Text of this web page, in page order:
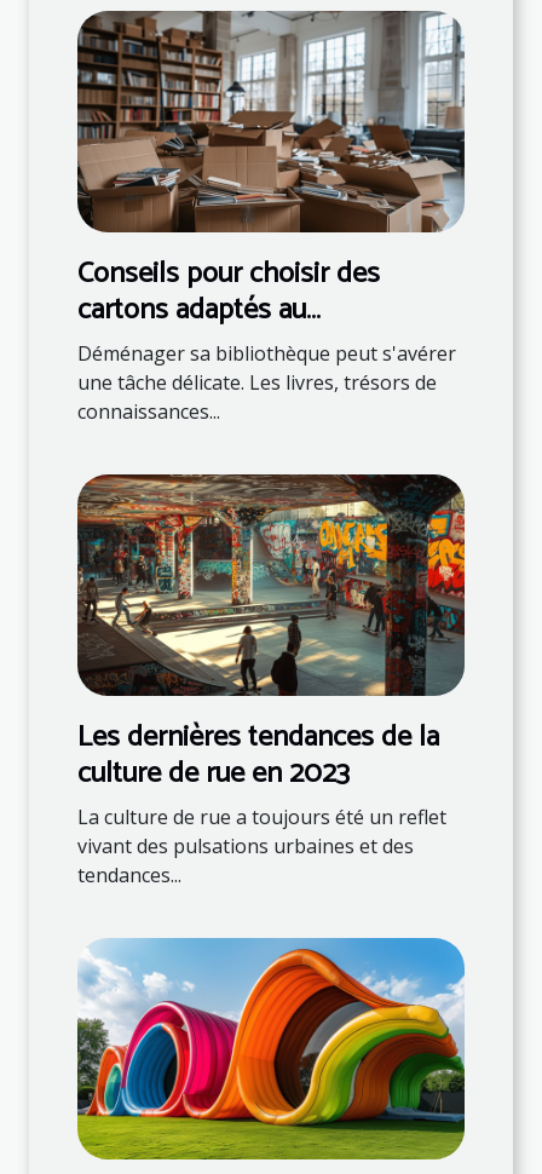
Conseils pour choisir des
cartons adaptés au
déménagement de livres
Déménager sa bibliothèque peut s'avérer
une tâche délicate. Les livres, trésors de
connaissances...
Les dernières tendances de la
culture de rue en 2023
La culture de rue a toujours été un reflet
vivant des pulsations urbaines et des
tendances...